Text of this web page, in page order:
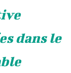
dans le